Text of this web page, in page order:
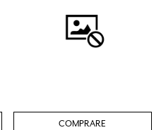
COMPRARE